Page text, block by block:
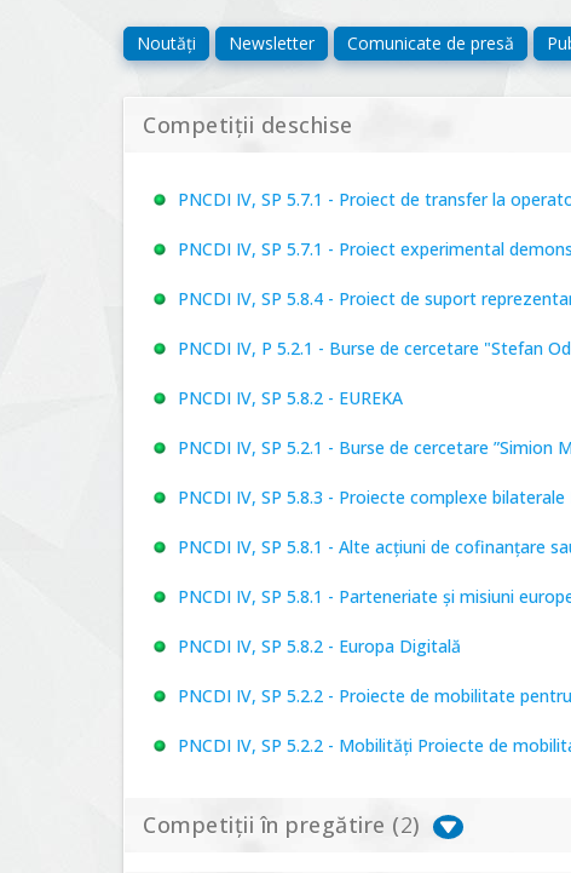
Noutăți Newsletter Comunicate de presă
Competiții deschise
PNCDI IV, SP 5.7.1 - Proiect de transfer la
PNCDI IV, SP 5.7.1 - Proiect experimental
PNCDI IV, SP 5.8.4 - Proiect de suport
PNCDI IV, P 5.2.1 - Burse de cercetare "Stefan
PNCDI IV, SP 5.8.2 - EUREKA
PNCDI IV, SP 5.2.1 - Burse de cercetare ”Simion
PNCDI IV, SP 5.8.3 - Proiecte complexe
PNCDI IV, SP 5.8.1 - Alte acțiuni de cofinanțare
PNCDI IV, SP 5.8.1 - Parteneriate și misiuni
PNCDI IV, SP 5.8.2 - Europa Digitală
PNCDI IV, SP 5.2.2 - Proiecte de mobilitate
PNCDI IV, SP 5.2.2 - Mobilități Proiecte de
Competiții în pregătire (2)